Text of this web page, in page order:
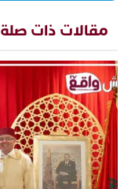
مقالات ذات صلة